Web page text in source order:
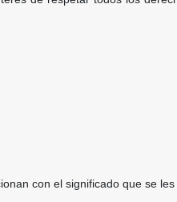
con el significado que se